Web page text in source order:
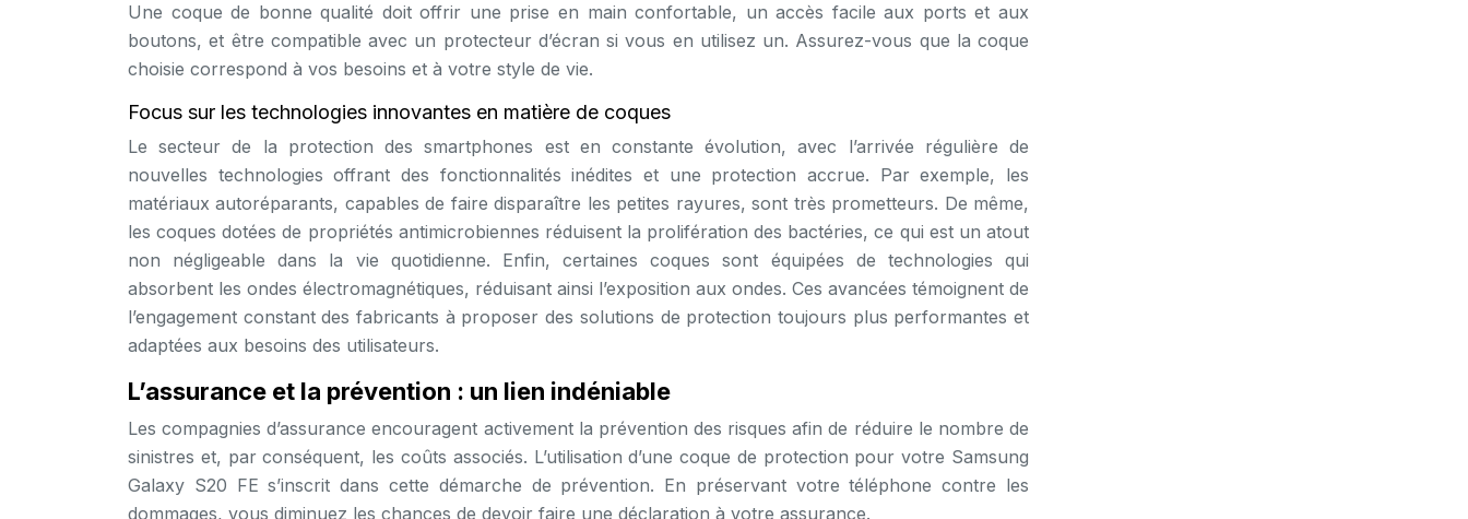
Une coque de bonne qualité doit offrir une prise en main confortable, un accès facile aux ports et aux
boutons, et être compatible avec un protecteur d’écran si vous en utilisez un. Assurez-vous que la coque
choisie correspond à vos besoins et à votre style de vie.
Focus sur les technologies innovantes en matière de coques
Le secteur de la protection des smartphones est en constante évolution, avec l’arrivée régulière de
nouvelles technologies offrant des fonctionnalités inédites et une protection accrue. Par exemple, les
matériaux autoréparants, capables de faire disparaître les petites rayures, sont très prometteurs. De même,
les coques dotées de propriétés antimicrobiennes réduisent la prolifération des bactéries, ce qui est un atout
non négligeable dans la vie quotidienne. Enfin, certaines coques sont équipées de technologies qui
absorbent les ondes électromagnétiques, réduisant ainsi l’exposition aux ondes. Ces avancées témoignent de
l’engagement constant des fabricants à proposer des solutions de protection toujours plus performantes et
adaptées aux besoins des utilisateurs.
L’assurance et la prévention : un lien indéniable
Les compagnies d’assurance encouragent activement la prévention des risques afin de réduire le nombre de
sinistres et, par conséquent, les coûts associés. L’utilisation d’une coque de protection pour votre Samsung
Galaxy S20 FE s’inscrit dans cette démarche de prévention. En préservant votre téléphone contre les
dommages, vous diminuez les chances de devoir faire une déclaration à votre assurance.